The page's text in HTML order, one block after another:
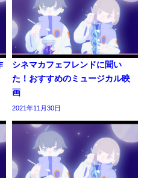
シネマカフェフレンドに聞い
た！おすすめのミュージカル映
画
2021年11月30日